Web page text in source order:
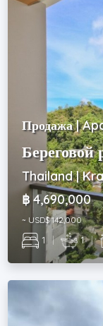
Продажа |
Береговой
Thailand |
฿ 4,690,000
~ USD$ 142,000
1 | 1 |